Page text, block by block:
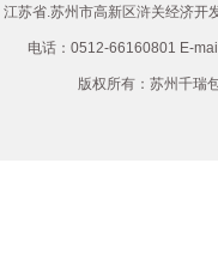
江苏省.苏州市高新区浒关经济
电话：0512-66160801 E-
版权所有：苏州千瑞